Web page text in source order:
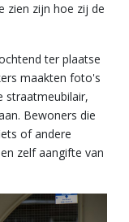
zien zijn hoe zij de
ter plaatse
maakten foto's
straatmeubilair,
Bewoners die
of andere
zelf aangifte van